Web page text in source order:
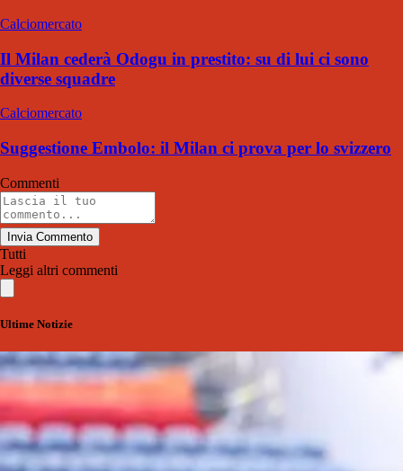
Calciomercato
Il Milan cederà Odogu in prestito: su di lui ci sono
diverse squadre
Calciomercato
Suggestione Embolo: il Milan ci prova per lo svizzero
Commenti
Invia Commento
Tutti
Leggi altri commenti
Ultime Notizie